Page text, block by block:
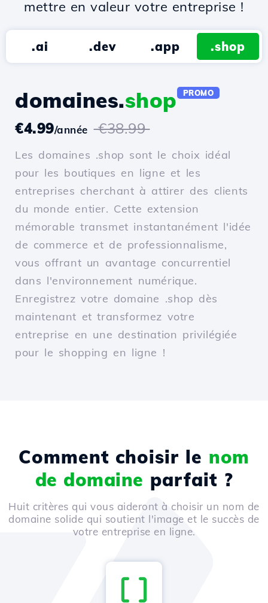
mettre en valeur votre entreprise !
.ai .dev .app .shop
domaines.shop PROMO
€4.99/année €38.99
Les domaines .shop sont le choix idéal
pour les boutiques en ligne et les
entreprises cherchant à attirer des clients
du monde entier. Cette extension
mémorable transmet instantanément l'idée
de commerce et de professionnalisme,
vous offrant un avantage concurrentiel
dans l'environnement numérique.
Enregistrez votre domaine .shop dès
maintenant et transformez votre
entreprise en une destination privilégiée
pour le shopping en ligne !
Comment choisir le nom
de domaine parfait ?
Huit critères qui vous aideront à choisir un nom de
domaine solide qui soutient l'image et le succès de
votre entreprise en ligne.